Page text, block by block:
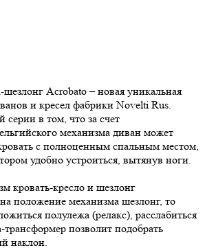
шезлонг Acrobato – новая уникальная
и кресел фабрики Novelti Rus.
серии в том, что за счет
механизма диван может
с полноценным спальным местом,
удобно устроиться, вытянув ноги.
кровать-кресло и шезлонг
положение механизма шезлонг, то
полулежа (релакс), расслабиться
позволит подобрать
наклон.